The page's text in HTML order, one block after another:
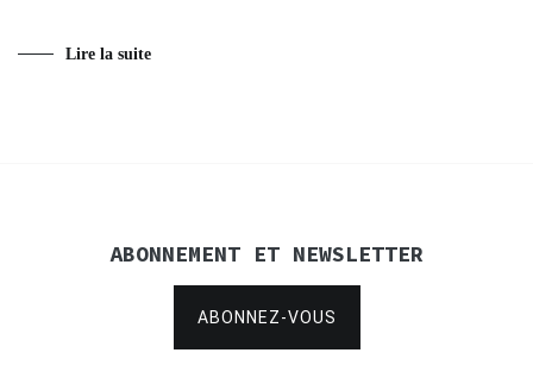
Lire la suite
ABONNEMENT ET NEWSLETTER
ABONNEZ-VOUS